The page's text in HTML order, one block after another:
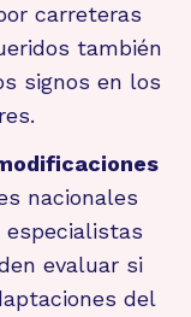
carreteras
también
signos en los
nacionales
especialistas
evaluar si
del